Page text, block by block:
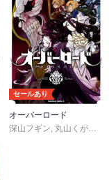
－ｂｉｎ
セールあり
オーバーロード
深山フギン, 丸山くがね